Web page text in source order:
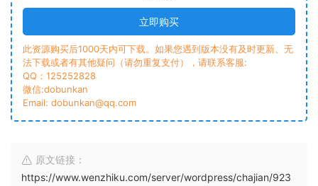
立即购买
此资源购买后1000天内可下载。如果您遇到版本没有及时更新、无
法下载或者有其他疑问（请勿重复支付），请联系客服:
QQ：125252828
微信:dobunkan
Email: dobunkan@qq.com
原文链接：
https://www.wenzhiku.com/server/wordpress/chajian/923